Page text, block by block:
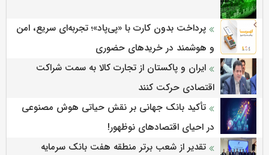
پرداخت بدون کارت با «پی‌پاد»؛ تجربه‌ای سریع، امن
و هوشمند در خریدهای حضوری
ایران و پاکستان از تجارت کالا به سمت شراکت
اقتصادی حرکت کنند
تأکید بانک جهانی بر نقش حیاتی هوش مصنوعی
در احیای اقتصادهای نوظهور!
تقدیر از شعب برتر منطقه هفت بانک سرمایه